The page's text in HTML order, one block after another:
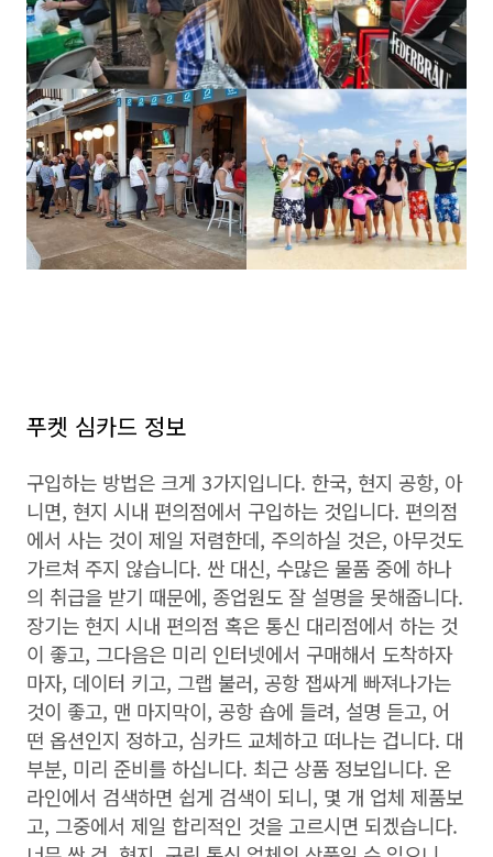
푸켓 심카드 정보
구입하는 방법은 크게 3가지입니다. 한국, 현지 공항, 아
니면, 현지 시내 편의점에서 구입하는 것입니다. 편의점
에서 사는 것이 제일 저렴한데, 주의하실 것은, 아무것도
가르쳐 주지 않습니다. 싼 대신, 수많은 물품 중에 하나
의 취급을 받기 때문에, 종업원도 잘 설명을 못해줍니다.
장기는 현지 시내 편의점 혹은 통신 대리점에서 하는 것
이 좋고, 그다음은 미리 인터넷에서 구매해서 도착하자
마자, 데이터 키고, 그랩 불러, 공항 잽싸게 빠져나가는
것이 좋고, 맨 마지막이, 공항 숍에 들려, 설명 듣고, 어
떤 옵션인지 정하고, 심카드 교체하고 떠나는 겁니다. 대
부분, 미리 준비를 하십니다. 최근 상품 정보입니다. 온
라인에서 검색하면 쉽게 검색이 되니, 몇 개 업체 제품보
고, 그중에서 제일 합리적인 것을 고르시면 되겠습니다.